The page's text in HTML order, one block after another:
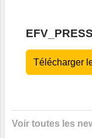
Télécharger
Voir toutes les